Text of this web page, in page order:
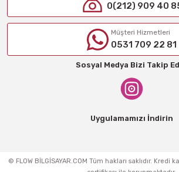
0(212) 909 40
Müşteri Hizmetleri
0531 709 22 81
Sosyal Medya Bizi Takip
Uygulamamızı İndirin
© FLOW BİLGİSAYAR.COM Tüm hakları saklıdır. Kredi